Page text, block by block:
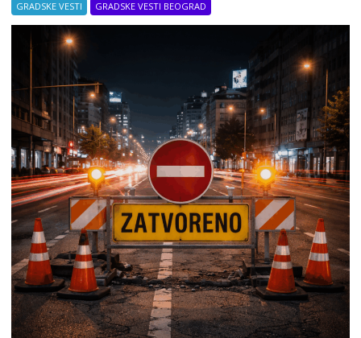
GRADSKE VESTI GRADSKE VESTI BEOGRAD